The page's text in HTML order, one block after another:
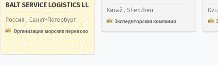
BALT SERVICE LOGISTICS LL
C
Россия, Санкт-Петербург
Организация морских перевозо
к
Китай , Shenzhen
Экспедиторская компания